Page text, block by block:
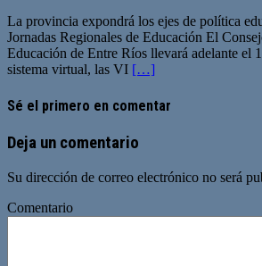
La provincia expondrá los ejes de política
Jornadas Regionales de Educación El
Educación de Entre Ríos llevará adelante el
sistema virtual, las VI […]
Sé el primero en comentar
Deja un comentario
Su dirección de correo electrónico no será
Comentario